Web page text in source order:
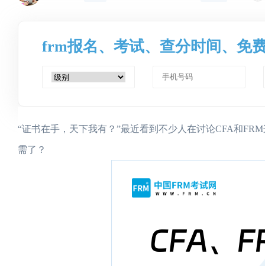
frm报名、考试、查分时间、免
“证书在手，天下我有？”最近看到不少人在讨论CFA和
需了？